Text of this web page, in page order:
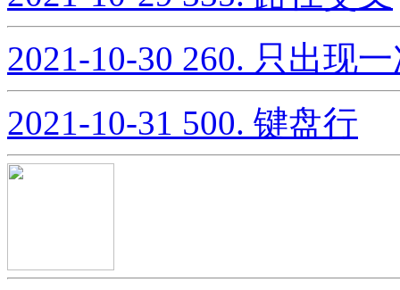
2021-10-30 260. 只出现
2021-10-31 500. 键盘行